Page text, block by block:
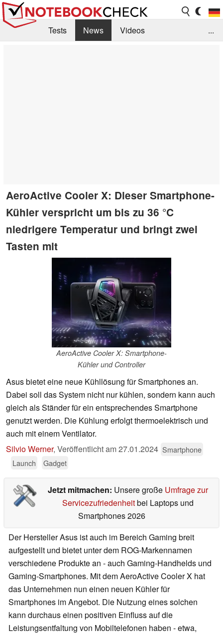
Tests News
Videos
...
AeroActive Cooler X: Dieser Smartphone-
Kühler verspricht um bis zu 36 °C
niedrigere Temperatur und bringt zwei
Tasten mit
AeroActive Cooler X: Smartphone-
Kühler und Controller
Asus bietet eine neue Kühllösung für Smartphones an.
Dabei soll das System nicht nur kühlen, sondern kann auch
gleich als Ständer für ein entsprechendes Smartphone
genutzt werden. Die Kühlung erfolgt thermoelektrisch und
auch mit einem Ventilator.
Silvio Werner, Veröffentlicht am27.01.2024 Smartphone
Launch
Gadget
Jetzt mitmachen: Unsere große Umfrage zur
Servicezufriedenheitbei Laptops und
Smartphones 2026
Der Hersteller Asus ist auch im Bereich Gaming breit
aufgestellt und bietet unter dem ROG-Markennamen
verschiedene Produkte an - auch Gaming-Handhelds und
Gaming-Smartphones. Mit dem AeroActive Cooler X hat
das Unternehmen nun einen neuen Kühler für
Smartphones im Angebot. Die Nutzung eines solchen
kann durchaus einen positiven Einfluss auf die
Leistungsentfaltung von Mobiltelefonen haben - etwa,